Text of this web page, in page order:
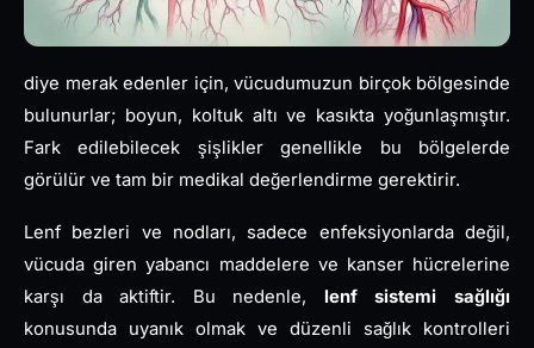
diye merak edenler için, vücudumuzun birçok bölgesinde
bulunurlar; boyun, koltuk altı ve kasıkta yoğunlaşmıştır.
Fark edilebilecek şişlikler genellikle bu bölgelerde
görülür ve tam bir medikal değerlendirme gerektirir.
Lenf bezleri ve nodları, sadece enfeksiyonlarda değil,
vücuda giren yabancı maddelere ve kanser hücrelerine
karşı da aktiftir. Bu nedenle, lenf sistemi sağlığı
konusunda uyanık olmak ve düzenli sağlık kontrolleri